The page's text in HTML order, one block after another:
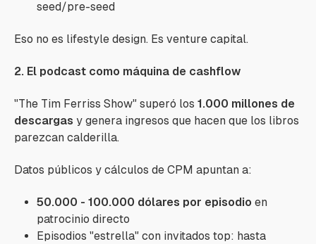
seed/pre-seed
Eso no es lifestyle design. Es venture capital.
2. El podcast como máquina de cashflow
"The Tim Ferriss Show" superó los 1.000 millones de
descargas y genera ingresos que hacen que los libros
parezcan calderilla.
Datos públicos y cálculos de CPM apuntan a:
50.000 - 100.000 dólares por episodio en
patrocinio directo
Episodios "estrella" con invitados top: hasta